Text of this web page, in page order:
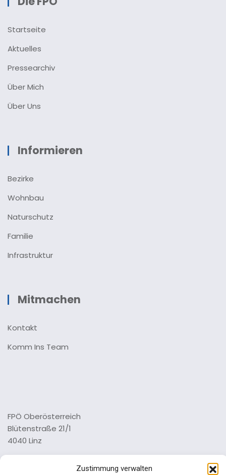
Zustimmung verwalten
Startseite
Aktuelles
Pressearchiv
Über Mich
Über Uns
Informieren
Bezirke
Wohnbau
Naturschutz
Familie
Infrastruktur
Mitmachen
Kontakt
Komm Ins Team
FPÖ Oberösterreich
Blütenstraße 21/1
4040 Linz